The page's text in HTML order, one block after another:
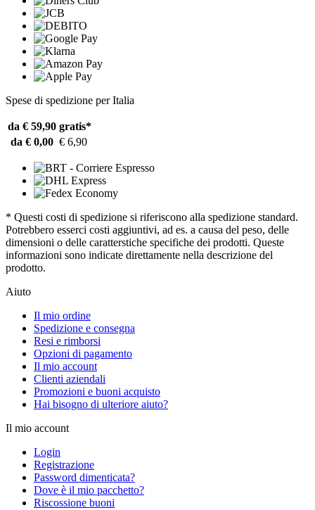
Spese di spedizione per Italia
da € 59,90 gratis*
da € 0,00 € 6,90
* Questi costi di spedizione si riferiscono alla spedizione standard.
Potrebbero esserci costi aggiuntivi, ad es. a causa del peso, delle
dimensioni o delle caratterstiche specifiche dei prodotti. Queste
informazioni sono indicate direttamente nella descrizione del
prodotto.
Aiuto
Il mio ordine
Spedizione e consegna
Resi e rimborsi
Opzioni di pagamento
Il mio account
Clienti aziendali
Promozioni e buoni acquisto
Hai bisogno di ulteriore aiuto?
Il mio account
Login
Registrazione
Password dimenticata?
Dove è il mio pacchetto?
Riscossione buoni